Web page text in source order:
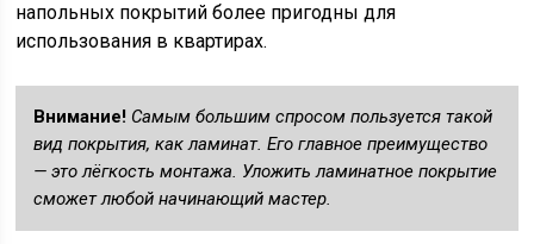
напольных покрытий более пригодны для
использования в квартирах.
Внимание! Самым большим спросом пользуется такой
вид покрытия, как ламинат. Его главное преимущество
— это лёгкость монтажа. Уложить ламинатное покрытие
сможет любой начинающий мастер.